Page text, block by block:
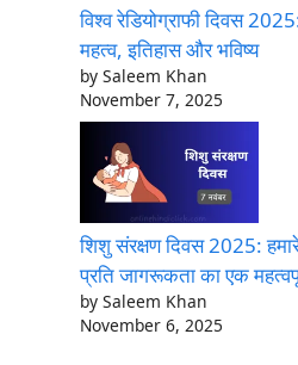
विश्व रेडियोग्राफी दिवस
महत्व, इतिहास और भविष्य
by Saleem Khan
November 7, 2025
शिशु संरक्षण दिवस 2025:
प्रति जागरूकता का एक
by Saleem Khan
November 6, 2025